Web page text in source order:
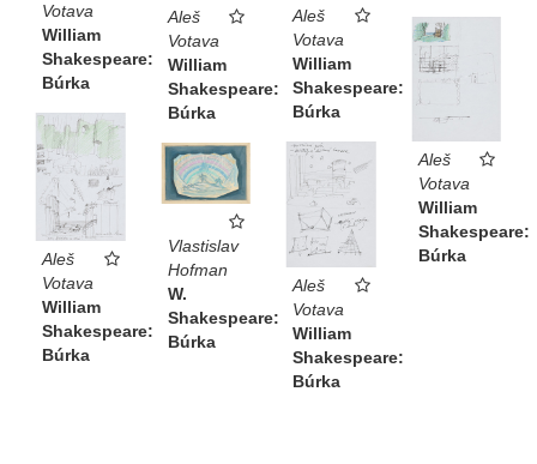
Votava
William
Shakespeare:
Búrka
Aleš
Votava
William
Shakespeare:
Búrka
Aleš
Votava
William
Shakespeare:
Búrka
Aleš
Votava
William
Shakespeare:
Búrka
Aleš
Votava
William
Shakespeare:
Búrka
Aleš
Votava
William
Shakespeare:
Búrka
Vlastislav
Hofman
W.
Shakespeare:
Búrka